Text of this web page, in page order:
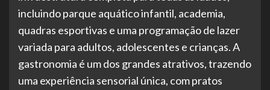
incluindo parque aquático infantil, academia,
quadras esportivas e uma programação de lazer
variada para adultos, adolescentes e crianças. A
gastronomia é um dos grandes atrativos, trazendo
uma experiência sensorial única, com pratos